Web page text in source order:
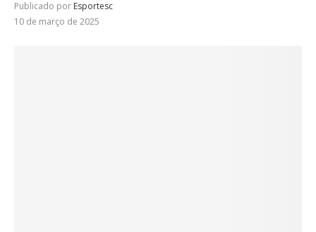
Publicado por Esportesc
10 de março de 2025